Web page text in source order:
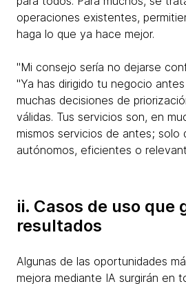
operaciones existentes,
haga lo que ya hace mejor.
"Mi consejo sería no dejarse
"Ya has dirigido tu negocio
muchas decisiones de
válidas. Tus servicios son, en
mismos servicios de antes; solo
autónomos, eficientes o
ii. Casos de uso que
resultados
Algunas de las oportunidades
mejora mediante IA surgirán en